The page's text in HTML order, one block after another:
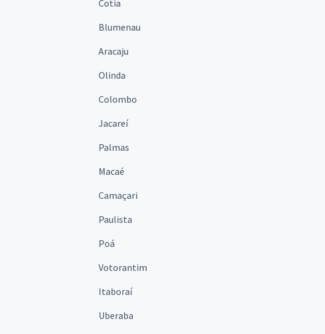
Cotia
Blumenau
Aracaju
Olinda
Colombo
Jacareí
Palmas
Macaé
Camaçari
Paulista
Poá
Votorantim
Itaboraí
Uberaba